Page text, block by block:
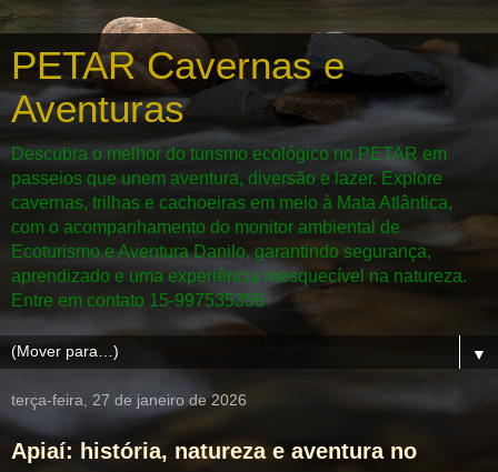
PETAR Cavernas e
Aventuras
Descubra o melhor do turismo ecológico no PETAR em
passeios que unem aventura, diversão e lazer. Explore
cavernas, trilhas e cachoeiras em meio à Mata Atlântica,
com o acompanhamento do monitor ambiental de
Ecoturismo e Aventura Danilo, garantindo segurança,
aprendizado e uma experiência inesquecível na natureza.
Entre em contato 15-997535356
▼
terça-feira, 27 de janeiro de 2026
Apiaí: história, natureza e aventura no